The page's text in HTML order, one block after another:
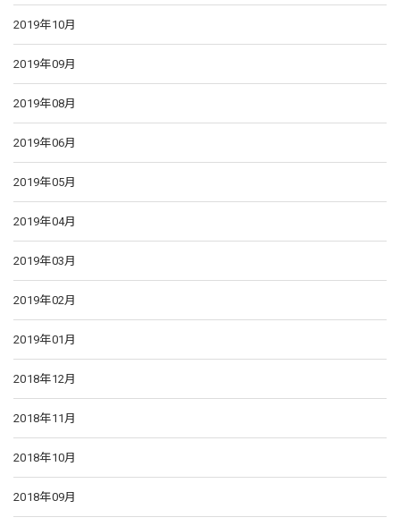
2019年10月
2019年09月
2019年08月
2019年06月
2019年05月
2019年04月
2019年03月
2019年02月
2019年01月
2018年12月
2018年11月
2018年10月
2018年09月